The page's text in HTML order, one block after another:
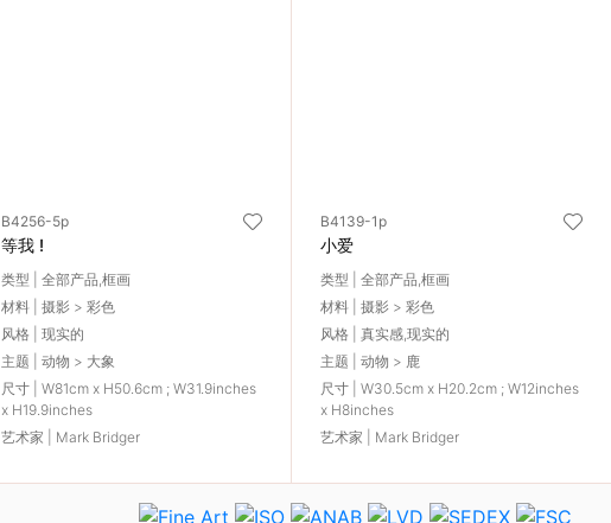
B4256-5p
等我 !
类型 | 全部产品,框画
材料 | 摄影 > 彩色
风格 | 现实的
主题 | 动物 > 大象
尺寸 | W81cm x H50.6cm ; W31.9inches
x H19.9inches
艺术家 | Mark Bridger
B4139-1p
小爱
类型 | 全部产品,框画
材料 | 摄影 > 彩色
风格 | 真实感,现实的
主题 | 动物 > 鹿
尺寸 | W30.5cm x H20.2cm ; W12inches
x H8inches
艺术家 | Mark Bridger